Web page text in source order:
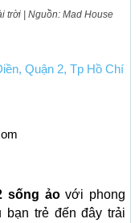
trời | Nguồn: Mad House
Quận 2, Tp Hồ Chí
sống ảovới phong
bạn trẻ đến đây trải